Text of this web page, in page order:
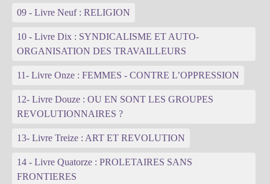
09 - Livre Neuf : RELIGION
10 - Livre Dix : SYNDICALISME ET AUTO-
ORGANISATION DES TRAVAILLEURS
11- Livre Onze : FEMMES - CONTRE L’OPPRESSION
12- Livre Douze : OU EN SONT LES GROUPES
REVOLUTIONNAIRES ?
13- Livre Treize : ART ET REVOLUTION
14 - Livre Quatorze : PROLETAIRES SANS
FRONTIERES